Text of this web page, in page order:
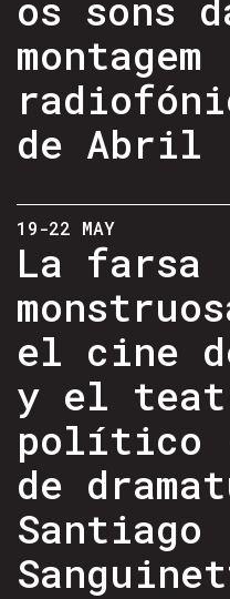
montagem
de Abril
19-22 MAY
La farsa
el cine
y el
político
de
Santiago